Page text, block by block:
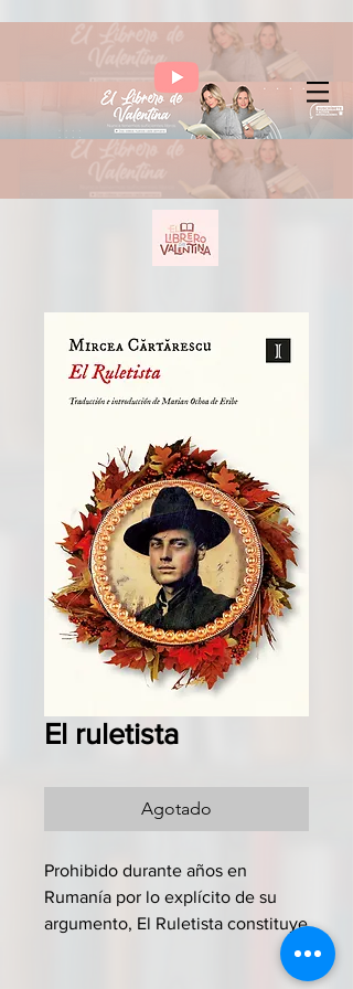
El ruletista
Agotado
Prohibido durante años en
Rumanía por lo explícito de su
argumento, El Ruletista constituye
narrativos de la reciente literatura